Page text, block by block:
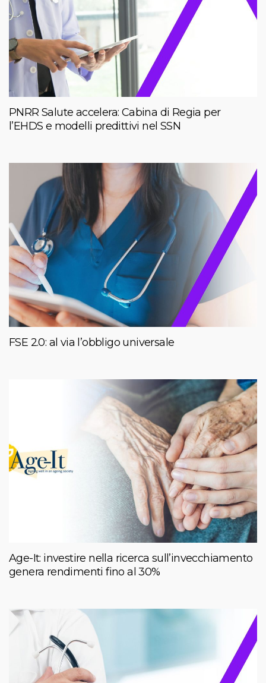
PNRR Salute accelera: Cabina di Regia per
l’EHDS e modelli predittivi nel SSN
FSE 2.0: al via l’obbligo universale
Age-It: investire nella ricerca sull’invecchiamento
genera rendimenti fino al 30%